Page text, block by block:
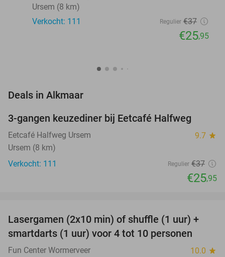
Ursem (8 km)
Verkocht: 111
Regulier €37
€25,95
Deals in Alkmaar
3-gangen keuzediner bij Eetcafé Halfweg
Eetcafé Halfweg Ursem 9.7 star
Ursem (8 km)
Verkocht: 111
Regulier €37
€25,95
36%
NEW
TODAY
Lasergamen (2x10 min) of shuffle (1 uur) +
smartdarts (1 uur) voor 4 tot 10 personen
Fun Center Wormerveer 10.0 star